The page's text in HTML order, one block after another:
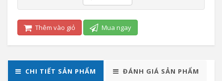
Thêm vào giỏ Mua ngay
CHI TIẾT SẢN PHẨM ĐÁNH GIÁ SẢN PHẨM